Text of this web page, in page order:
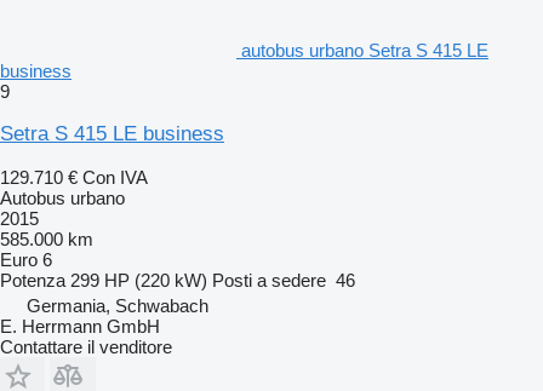
autobus urbano Setra S 415 LE
business
9
Setra S 415 LE business
129.710 € Con IVA
Autobus urbano
2015
585.000 km
Euro 6
Potenza 299 HP (220 kW) Posti a sedere 46
Germania, Schwabach
E. Herrmann GmbH
Contattare il venditore